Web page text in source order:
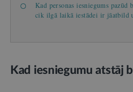
Kad personas iesniegums
cik ilgā laikā iestādei ir jāatbild
Kad iesniegumu atstāj